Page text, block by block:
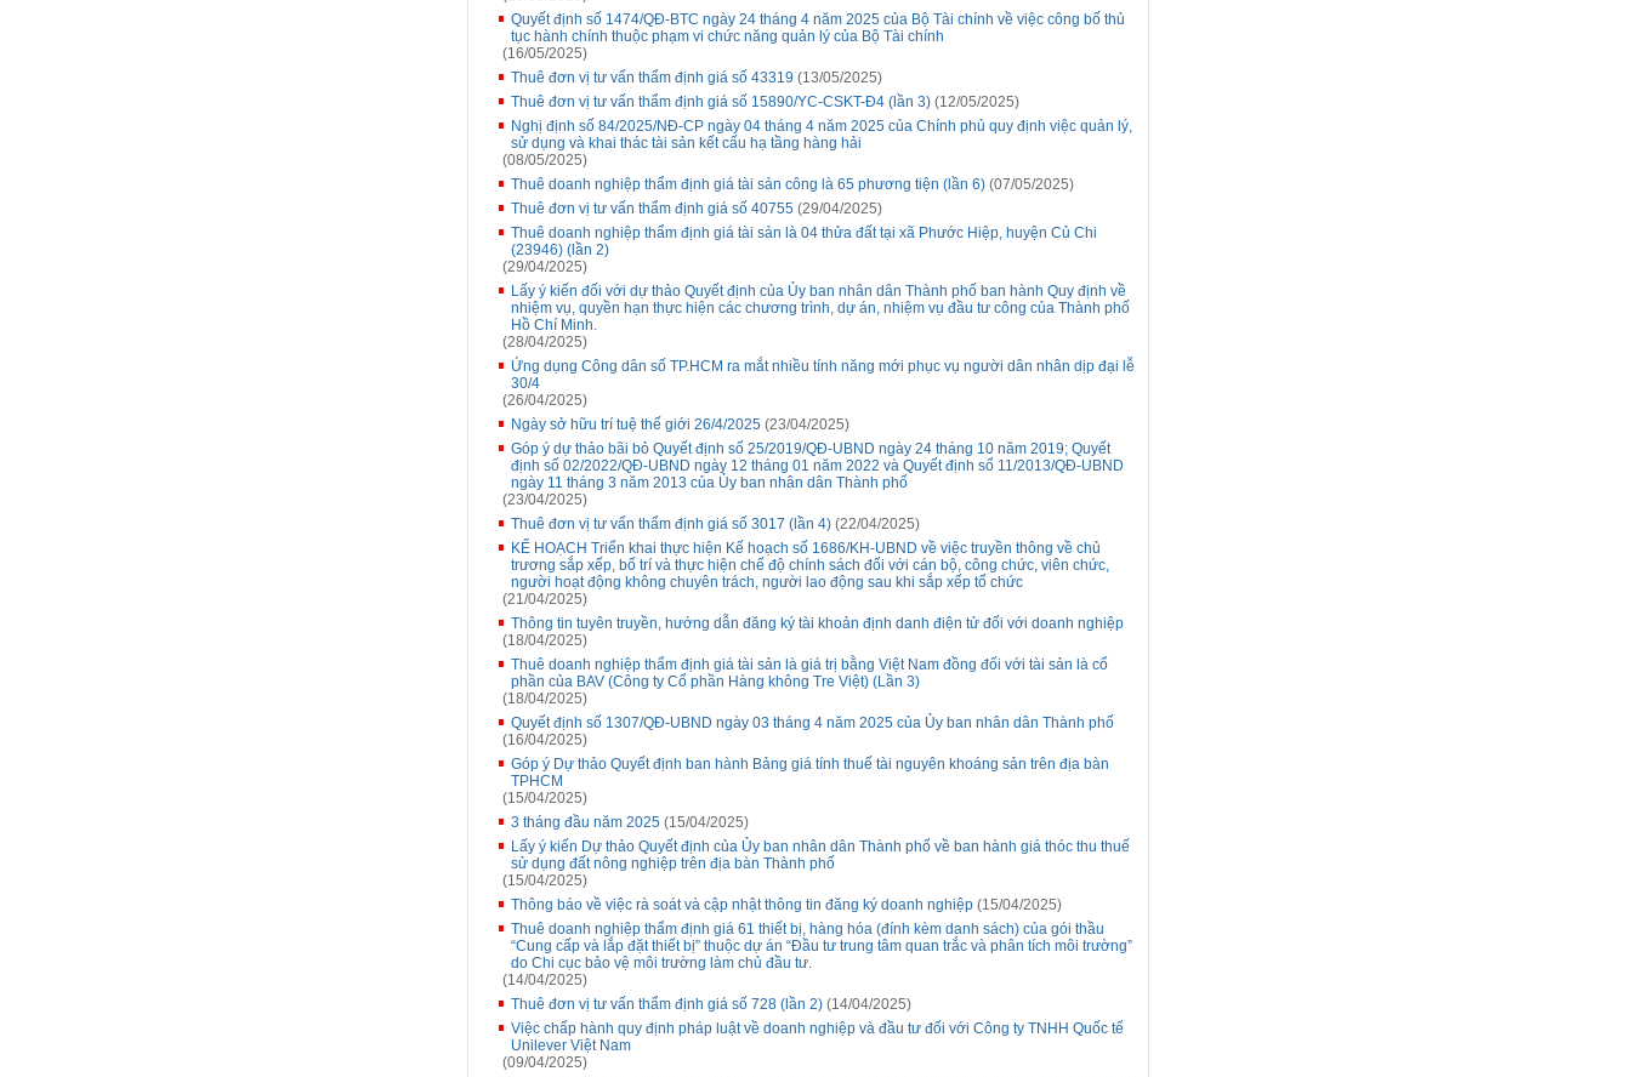
Quyết định số 1474/QĐ-BTC ngày 24 tháng 4 năm 2025 của Bộ Tài chính về việc công bố thủ
tục hành chính thuộc phạm vi chức năng quản lý của Bộ Tài chính
(16/05/2025)
Thuê đơn vị tư vấn thẩm định giá số 43319 (13/05/2025)
Thuê đơn vị tư vấn thẩm định giá số 15890/YC-CSKT-Đ4 (lần 3) (12/05/2025)
Nghị định số 84/2025/NĐ-CP ngày 04 tháng 4 năm 2025 của Chính phủ quy định việc quản lý,
sử dụng và khai thác tài sản kết cấu hạ tầng hàng hải
(08/05/2025)
Thuê doanh nghiệp thẩm định giá tài sản công là 65 phương tiện (lần 6) (07/05/2025)
Thuê đơn vị tư vấn thẩm định giá số 40755 (29/04/2025)
Thuê doanh nghiệp thẩm định giá tài sản là 04 thửa đất tại xã Phước Hiệp, huyện Củ Chi
(23946) (lần 2)
(29/04/2025)
Lấy ý kiến đối với dự thảo Quyết định của Ủy ban nhân dân Thành phố ban hành Quy định về
nhiệm vụ, quyền hạn thực hiện các chương trình, dự án, nhiệm vụ đầu tư công của Thành phố
Hồ Chí Minh.
(28/04/2025)
Ứng dụng Công dân số TP.HCM ra mắt nhiều tính năng mới phục vụ người dân nhân dịp đại lễ
30/4
(26/04/2025)
Ngày sở hữu trí tuệ thế giới 26/4/2025 (23/04/2025)
Góp ý dự thảo bãi bỏ Quyết định số 25/2019/QĐ-UBND ngày 24 tháng 10 năm 2019; Quyết
định số 02/2022/QĐ-UBND ngày 12 tháng 01 năm 2022 và Quyết định số 11/2013/QĐ-UBND
ngày 11 tháng 3 năm 2013 của Ủy ban nhân dân Thành phố
(23/04/2025)
Thuê đơn vị tư vấn thẩm định giá số 3017 (lần 4) (22/04/2025)
KẾ HOẠCH Triển khai thực hiện Kế hoạch số 1686/KH-UBND về việc truyền thông về chủ
trương sắp xếp, bố trí và thực hiện chế độ chính sách đối với cán bộ, công chức, viên chức,
người hoạt động không chuyên trách, người lao động sau khi sắp xếp tổ chức
(21/04/2025)
Thông tin tuyên truyền, hướng dẫn đăng ký tài khoản định danh điện tử đối với doanh nghiệp
(18/04/2025)
Thuê doanh nghiệp thẩm định giá tài sản là giá trị bằng Việt Nam đồng đối với tài sản là cổ
phần của BAV (Công ty Cổ phần Hàng không Tre Việt) (Lần 3)
(18/04/2025)
Quyết định số 1307/QĐ-UBND ngày 03 tháng 4 năm 2025 của Ủy ban nhân dân Thành phố
(16/04/2025)
Góp ý Dự thảo Quyết định ban hành Bảng giá tính thuế tài nguyên khoáng sản trên địa bàn
TPHCM
(15/04/2025)
3 tháng đầu năm 2025 (15/04/2025)
Lấy ý kiến Dự thảo Quyết định của Ủy ban nhân dân Thành phố về ban hành giá thóc thu thuế
sử dụng đất nông nghiệp trên địa bàn Thành phố
(15/04/2025)
Thông báo về việc rà soát và cập nhật thông tin đăng ký doanh nghiệp (15/04/2025)
Thuê doanh nghiệp thẩm định giá 61 thiết bị, hàng hóa (đính kèm danh sách) của gói thầu
“Cung cấp và lắp đặt thiết bị” thuộc dự án “Đầu tư trung tâm quan trắc và phân tích môi trường”
do Chi cục bảo vệ môi trường làm chủ đầu tư.
(14/04/2025)
Thuê đơn vị tư vấn thẩm định giá số 728 (lần 2) (14/04/2025)
Việc chấp hành quy định pháp luật về doanh nghiệp và đầu tư đối với Công ty TNHH Quốc tế
Unilever Việt Nam
(09/04/2025)